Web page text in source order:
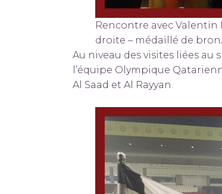
Rencontre avec Valentin
droite – médaillé de
Au niveau des visites liées au
l’équipe Olympique
Al Saad et Al Rayyan.